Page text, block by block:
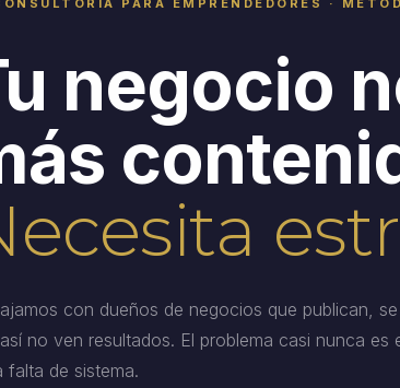
PARA EMPRENDEDORES ·
negocio
con dueños de negocios que publican,
no ven resultados. El problema casi nunca es
falta de sistema.